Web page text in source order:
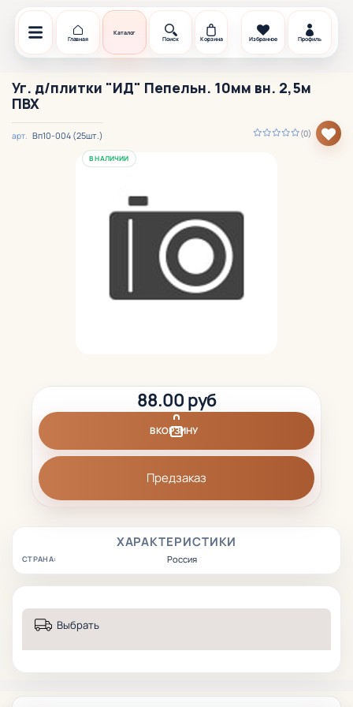
Главная
Каталог
Поиск
Корзина Избранное Профиль
Уг. д/плитки "ИД" Пепельн. 10мм вн. 2,5м
ПВХ
(0)
арт. Вп10-004 (25шт.)
В НАЛИЧИИ
ХАРАКТЕРИСТИКИ
СТРАНА: Россия
88.00 руб
В КОРЗИНУ
Предзаказ
Выбрать